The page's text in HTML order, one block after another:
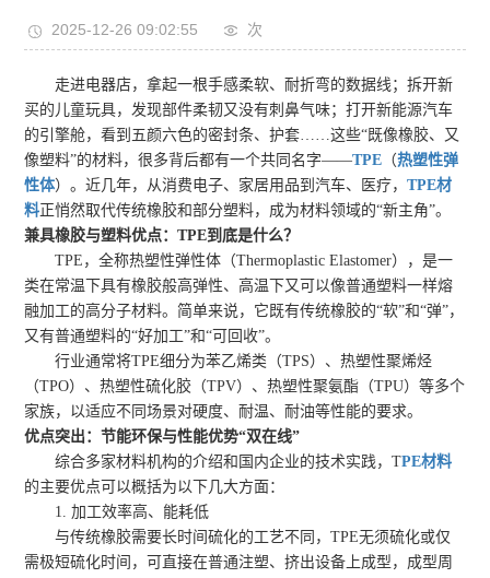
2025-12-26 09:02:55 次
走进电器店，拿起一根手感柔软、耐折弯的数据线；拆开新
买的儿童玩具，发现部件柔韧又没有刺鼻气味；打开新能源汽车
的引擎舱，看到五颜六色的密封条、护套……这些“既像橡胶、又
像塑料”的材料，很多背后都有一个共同名字——TPE （热塑性弹
性体）。近几年，从消费电子、家居用品到汽车、医疗，TPE材
料正悄然取代传统橡胶和部分塑料，成为材料领域的“新主角”。
兼具橡胶与塑料优点：TPE到底是什么？
TPE，全称热塑性弹性体（Thermoplastic Elastomer），是一
类在常温下具有橡胶般高弹性、高温下又可以像普通塑料一样熔
融加工的高分子材料。简单来说，它既有传统橡胶的“软”和“弹”，
又有普通塑料的“好加工”和“可回收”。
行业通常将TPE细分为苯乙烯类（TPS）、热塑性聚烯烃
（TPO）、热塑性硫化胶（TPV）、热塑性聚氨酯（TPU）等多个
家族，以适应不同场景对硬度、耐温、耐油等性能的要求。
优点突出：节能环保与性能优势“双在线”
综合多家材料机构的介绍和国内企业的技术实践，TPE材料
的主要优点可以概括为以下几大方面：
1. 加工效率高、能耗低
与传统橡胶需要长时间硫化的工艺不同，TPE无须硫化或仅
需极短硫化时间，可直接在普通注塑、挤出设备上成型，成型周